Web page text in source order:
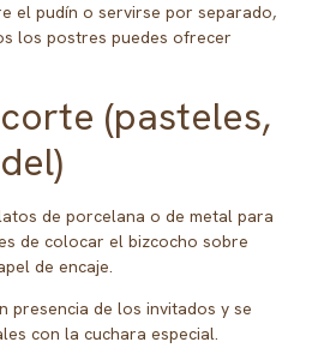
el pudín o servirse por separado,
los postres puedes ofrecer
(pasteles,
de porcelana o de metal para
de colocar el bizcocho sobre
de encaje.
presencia de los invitados y se
con la cuchara especial.